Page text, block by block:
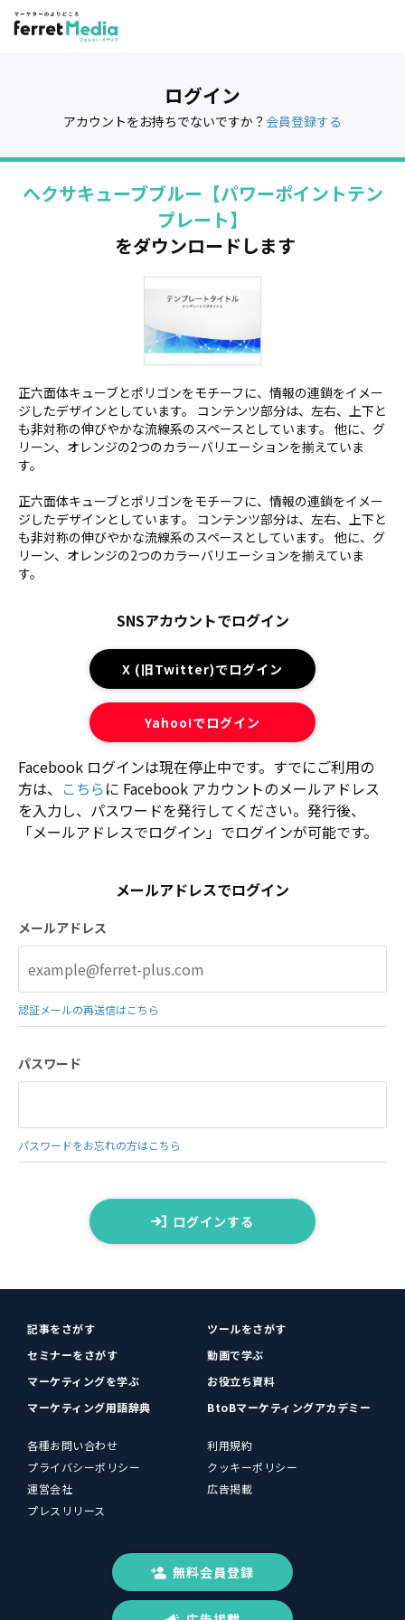
ログイン
アカウントをお持ちでないですか？ 会員登録する
ヘクサキューブブルー【パワーポイントテン
プレート】
をダウンロードします
正六面体キューブとポリゴンをモチーフに、情報の連鎖をイメー
ジしたデザインとしています。 コンテンツ部分は、左右、上下と
も非対称の伸びやかな流線系のスペースとしています。 他に、グ
リーン、オレンジの2つのカラーバリエーションを揃えていま
す。
正六面体キューブとポリゴンをモチーフに、情報の連鎖をイメー
ジしたデザインとしています。 コンテンツ部分は、左右、上下と
も非対称の伸びやかな流線系のスペースとしています。 他に、グ
リーン、オレンジの2つのカラーバリエーションを揃えていま
す。
SNSアカウントでログイン
X (旧Twitter)でログイン
Yahoo!でログイン
Facebook ログインは現在停止中です。すでにご利用の
方は、 こちらに Facebook アカウントのメールアドレス
を入力し、パスワードを発行してください。発行後、
「メールアドレスでログイン」でログインが可能です。
メールアドレスでログイン
メールアドレス
認証メールの再送信はこちら
パスワード
パスワードをお忘れの方はこちら
ログインする
記事をさがす
ツールをさがす
セミナーをさがす
動画で学ぶ
マーケティングを学ぶ
お役立ち資料
マーケティング用語辞典
BtoBマーケティングアカデミー
各種お問い合わせ
利用規約
プライバシーポリシー
クッキーポリシー
運営会社
広告掲載
プレスリリース
無料会員登録